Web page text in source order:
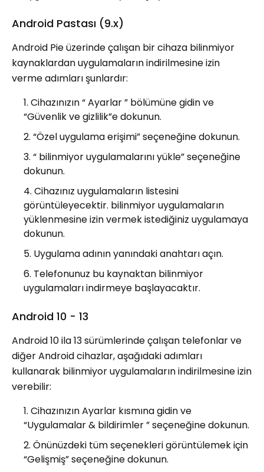
Android Pastası (9.x)
Android Pie üzerinde çalışan bir cihaza bilinmiyor
kaynaklardan uygulamaların indirilmesine izin
verme adımları şunlardır:
Cihazınızın “ Ayarlar ” bölümüne gidin ve
“Güvenlik ve gizlilik”e dokunun.
“Özel uygulama erişimi” seçeneğine dokunun.
“ bilinmiyor uygulamalarını yükle” seçeneğine
dokunun.
Cihazınız uygulamaların listesini
görüntüleyecektir. bilinmiyor uygulamaların
yüklenmesine izin vermek istediğiniz uygulamaya
dokunun.
Uygulama adının yanındaki anahtarı açın.
Telefonunuz bu kaynaktan bilinmiyor
uygulamaları indirmeye başlayacaktır.
Android 10 - 13
Android 10 ila 13 sürümlerinde çalışan telefonlar ve
diğer Android cihazlar, aşağıdaki adımları
kullanarak bilinmiyor uygulamaların indirilmesine izin
verebilir:
Cihazınızın Ayarlar kısmına gidin ve
“Uygulamalar & bildirimler ” seçeneğine dokunun.
Önünüzdeki tüm seçenekleri görüntülemek için
“Gelişmiş” seçeneğine dokunun.